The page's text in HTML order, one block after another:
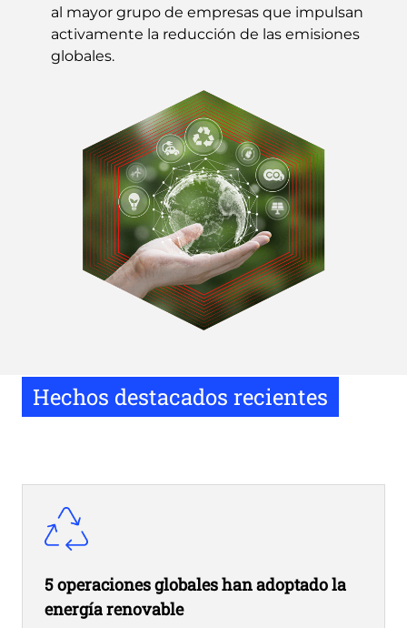
al mayor grupo de empresas que impulsan
activamente la reducción de las emisiones
globales.
Hechos destacados recientes
5 operaciones globales han adoptado la
energía renovable